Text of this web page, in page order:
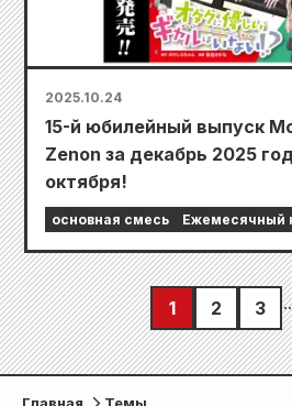
2025.10.24
15-й юбилейный выпуск
Zenon за декабрь 2025
октября!
основная смесь Ежемесячный
1 2 3